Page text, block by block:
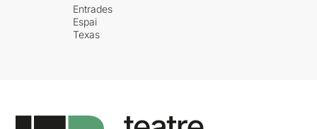
Entrades
Espai
Texas